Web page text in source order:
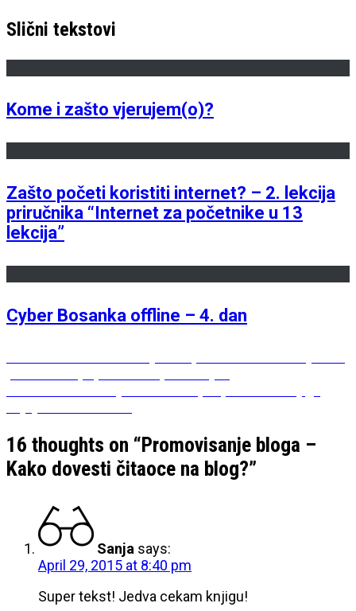
Slični tekstovi
Kome i zašto vjerujem(o)?
Zašto početi koristiti internet? – 2. lekcija
priručnika “Internet za početnike u 13
lekcija”
Cyber Bosanka offline – 4. dan
Post
navigation
16 thoughts on “Promovisanje bloga –
Kako dovesti čitaoce na blog?”
Sanja says:
April 29, 2015 at 8:40 pm
Super tekst! Jedva cekam knjigu!